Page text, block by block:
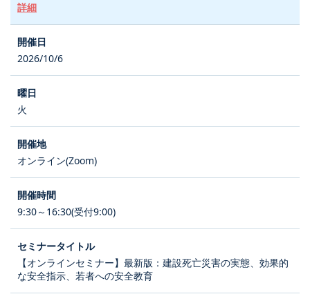
詳細
2026/10/6
火
オンライン(Zoom)
9:30～16:30(受付9:00)
【オンラインセミナー】最新版：建設死亡災害の実態、効果的
な安全指示、若者への安全教育